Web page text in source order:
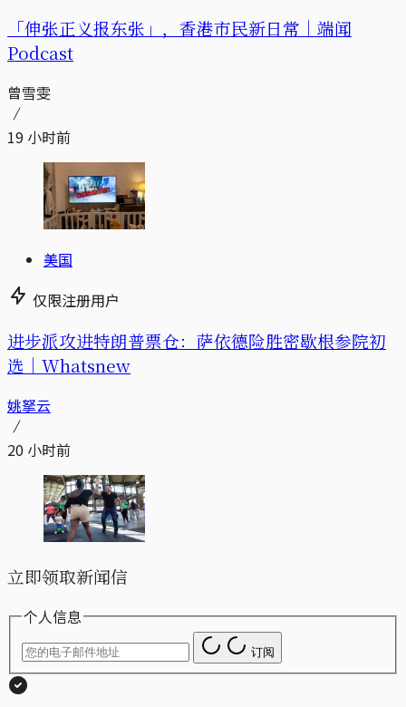
「伸张正义报东张」，香港市民新日常｜端闻
Podcast
曾雪雯
19 小时前
美国
仅限注册用户
进步派攻进特朗普票仓：萨依德险胜密歇根参院初
选｜Whatsnew
姚拏云
20 小时前
立即领取新闻信
个人信息
订阅